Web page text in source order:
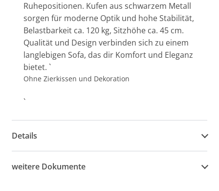
Ruhepositionen. Kufen aus schwarzem Metall
sorgen für moderne Optik und hohe Stabilität,
Belastbarkeit ca. 120 kg, Sitzhöhe ca. 45 cm.
Qualität und Design verbinden sich zu einem
langlebigen Sofa, das dir Komfort und Eleganz
bietet. `
Ohne Zierkissen und Dekoration
`
Details
weitere Dokumente